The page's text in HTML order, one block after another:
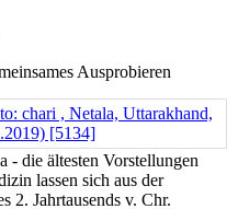
Ausprobieren
- die ältesten Vorstellungen
lassen sich aus der
2. Jahrtausends v. Chr.